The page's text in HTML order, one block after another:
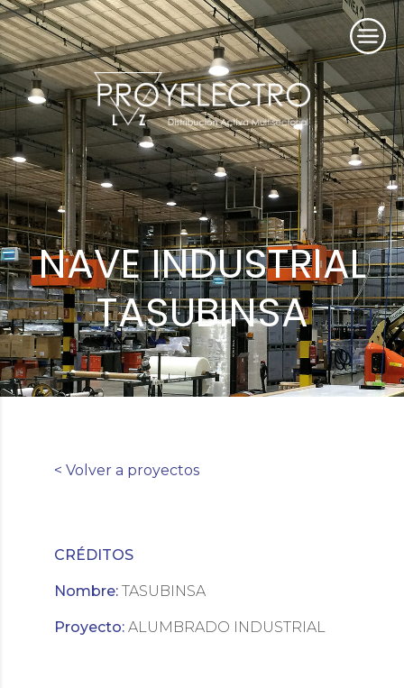
NAVE INDUSTRIAL
TASUBINSA
< Volver a proyectos
CRÉDITOS
Nombre: TASUBINSA
Proyecto: ALUMBRADO INDUSTRIAL